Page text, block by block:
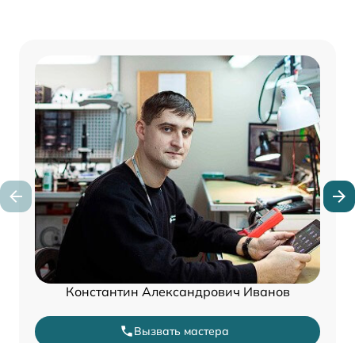
Константин Александрович Иванов
Вызвать мастера